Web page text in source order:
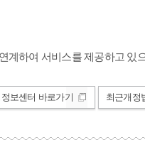
계하여 서비스를 제공하고 있
보센터 바로가기 최근개정